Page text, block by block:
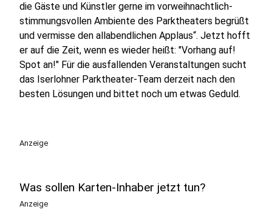
die Gäste und Künstler gerne im vorweihnachtlich-
stimmungsvollen Ambiente des Parktheaters begrüßt
und vermisse den allabendlichen Applaus“. Jetzt hofft
er auf die Zeit, wenn es wieder heißt: "Vorhang auf!
Spot an!" Für die ausfallenden Veranstaltungen sucht
das Iserlohner Parktheater-Team derzeit nach den
besten Lösungen und bittet noch um etwas Geduld.
Anzeige
Was sollen Karten-Inhaber jetzt tun?
Anzeige